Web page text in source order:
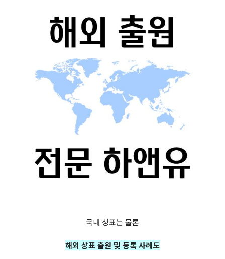
국내 상표는 물론
해외 상표 출원 및 등록 사례도